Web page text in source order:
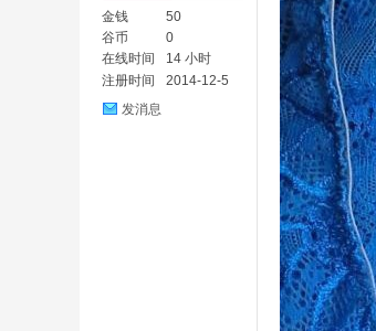
金钱
50
谷币
0
在线时间
14 小时
注册时间
2014-12-5
发消息